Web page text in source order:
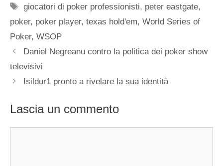
Tag
giocatori di poker professionisti, peter eastgate,
poker, poker player, texas hold'em, World Series of
Poker, WSOP
Daniel Negreanu contro la politica dei poker show
televisivi
Isildur1 pronto a rivelare la sua identità
Lascia un commento